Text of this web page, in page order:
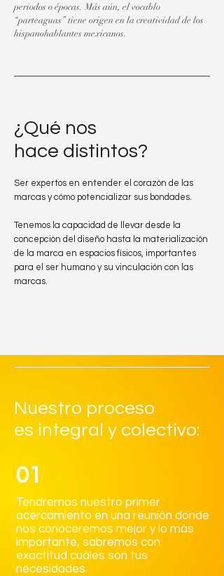
periodos o épocas. Más aún, el vocablo
“parteaguas” tiene origen en la creatividad de los
hispanohablantes mexicanos.
¿Qué nos
hace distintos?
Ser expertos en entender el corazón de las
marcas y cómo potencializar sus bondades.
Tenemos la capacidad de llevar desde la
concepción del diseño hasta la materialización
de la marca en espacios físicos, importantes
para el ser humano y su vinculación con las
marcas.
Nuestro proceso
es integral y colectivo:
01
Tendremos nuestro primer
acercamiento en una reunión donde
nos conoceremos mejor y lo más
importante, sabremos con
exactitud cuáles son tus
necesidades.